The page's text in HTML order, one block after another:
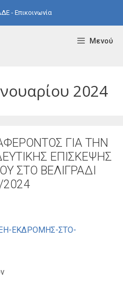
- Επικοινωνία
Μενού
2024
ΓΙΑ ΤΗΝ
ΕΠΙΣΚΕΨΗΣ
ΣΤΟ ΒΕΛΙΓΡΑΔΙ
ΕΚΔΡΟΜΗΣ-ΣΤΟ-